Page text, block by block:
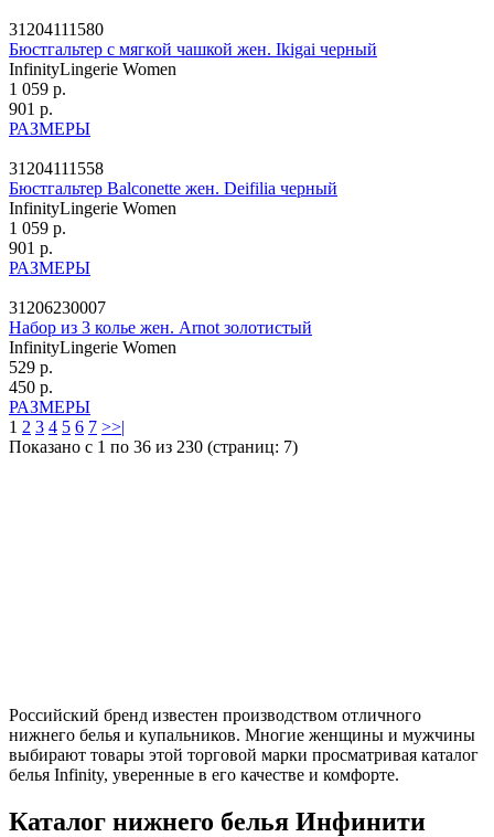
31204111580
Бюстгальтер с мягкой чашкой жен. Ikigai черный
InfinityLingerie Women
1 059 р.
901 р.
РАЗМЕРЫ
31204111558
Бюстгальтер Balconette жен. Deifilia черный
InfinityLingerie Women
1 059 р.
901 р.
РАЗМЕРЫ
31206230007
Набор из 3 колье жен. Arnot золотистый
InfinityLingerie Women
529 р.
450 р.
РАЗМЕРЫ
1 2 3 4 5 6 7 >>|
Показано с 1 по 36 из 230 (страниц: 7)
Российский бренд известен производством отличного
нижнего белья и купальников. Многие женщины и мужчины
выбирают товары этой торговой марки просматривая каталог
белья Infinity, уверенные в его качестве и комфорте.
Каталог нижнего белья Инфинити